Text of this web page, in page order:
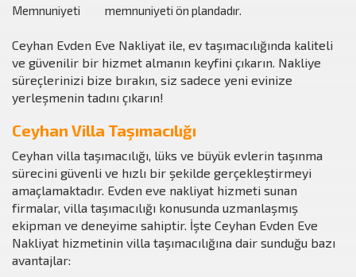
Memnuniyeti
memnuniyeti ön plandadır.
Ceyhan Evden Eve Nakliyat ile, ev taşımacılığında kaliteli
ve güvenilir bir hizmet almanın keyfini çıkarın. Nakliye
süreçlerinizi bize bırakın, siz sadece yeni evinize
yerleşmenin tadını çıkarın!
Ceyhan Villa Taşımacılığı
Ceyhan villa taşımacılığı, lüks ve büyük evlerin taşınma
sürecini güvenli ve hızlı bir şekilde gerçekleştirmeyi
amaçlamaktadır. Evden eve nakliyat hizmeti sunan
firmalar, villa taşımacılığı konusunda uzmanlaşmış
ekipman ve deneyime sahiptir. İşte Ceyhan Evden Eve
Nakliyat hizmetinin villa taşımacılığına dair sunduğu bazı
avantajlar: